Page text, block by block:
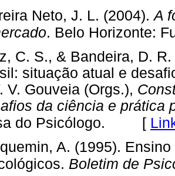
Neto, J. L. (2004).A
. Belo Horizonte:
C. S., & Bandeira, D.
situação atual e
V. Gouveia (Orgs.),
da ciência e prática
do Psicólogo.
[
A. (1995).
Boletim de